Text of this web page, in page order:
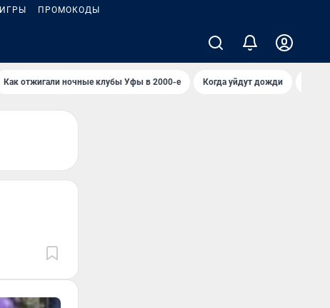
ИГРЫ ПРОМОКОДЫ
Как отжигали ночные клубы Уфы в 2000-е Когда уйдут дожди